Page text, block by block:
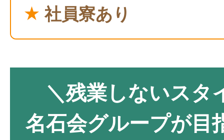
★ 社員寮あり
＼残業しないスタ
名石会グループが目